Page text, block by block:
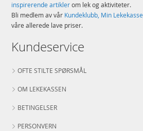
inspirerende artiklerom lek og aktiviteter.
Bli medlem av vår Kundeklubb, Min Lekekasse
våre allerede lave priser.
Kundeservice
OFTE STILTE SPØRSMÅL
OM LEKEKASSEN
BETINGELSER
PERSONVERN